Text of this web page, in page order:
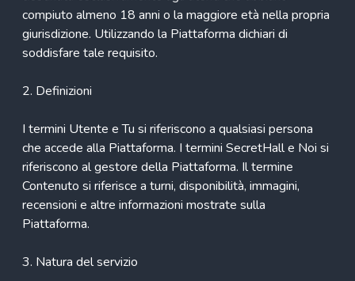
compiuto almeno 18 anni o la maggiore età nella propria
giurisdizione. Utilizzando la Piattaforma dichiari di
soddisfare tale requisito.
2. Definizioni
I termini Utente e Tu si riferiscono a qualsiasi persona
che accede alla Piattaforma. I termini SecretHall e Noi si
riferiscono al gestore della Piattaforma. Il termine
Contenuto si riferisce a turni, disponibilità, immagini,
recensioni e altre informazioni mostrate sulla
Piattaforma.
3. Natura del servizio